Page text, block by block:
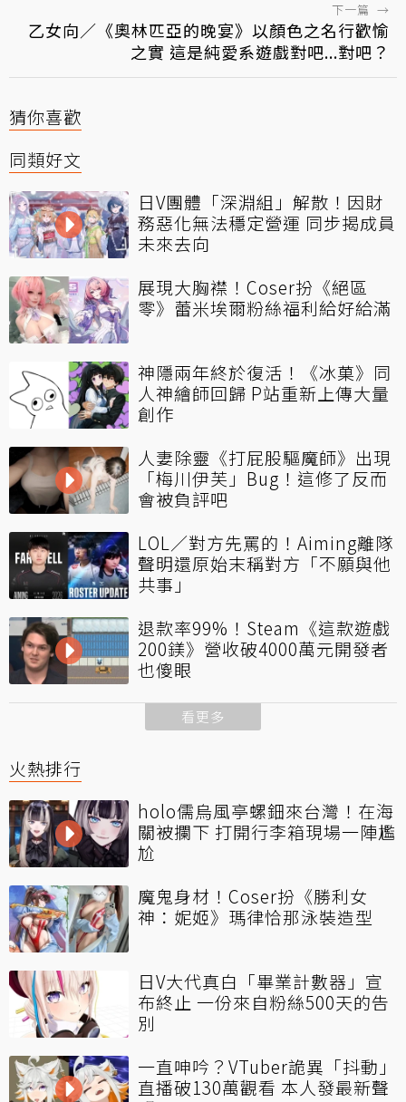
下一篇 →
乙女向／《奧林匹亞的晚宴》以顏色之名行歡愉
之實 這是純愛系遊戲對吧...對吧？
猜你喜歡
同類好文
日V團體「深淵組」解散！因財
務惡化無法穩定營運 同步揭成員
未來去向
展現大胸襟！Coser扮《絕區
零》蕾米埃爾粉絲福利給好給滿
神隱兩年終於復活！《冰菓》同
人神繪師回歸 P站重新上傳大量
創作
人妻除靈《打屁股驅魔師》出現
「梅川伊芙」Bug！這修了反而
會被負評吧
LOL／對方先罵的！Aiming離隊
聲明還原始末稱對方「不願與他
共事」
退款率99%！Steam《這款遊戲
200鎂》營收破4000萬元開發者
也傻眼
看更多
火熱排行
holo儒烏風亭螺鈿來台灣！在海
關被攔下 打開行李箱現場一陣尷
尬
魔鬼身材！Coser扮《勝利女
神：妮姬》瑪律恰那泳裝造型
日V大代真白「畢業計數器」宣
布終止 一份來自粉絲500天的告
別
一直呻吟？VTuber詭異「抖動」
直播破130萬觀看 本人發最新聲